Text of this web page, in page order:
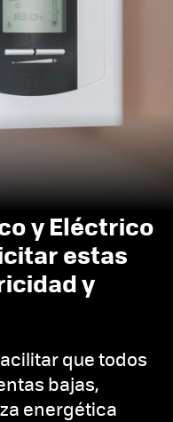
y Eléctrico
estas
y
que todos
bajas,
energética